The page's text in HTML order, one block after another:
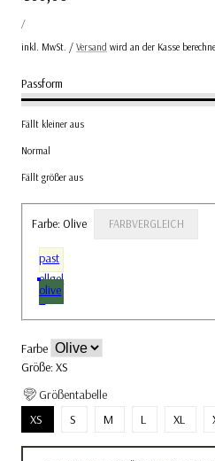
Preis
/PRO
inkl. MwSt. / Versand wird an der Kasse
Passform
Fällt kleiner aus
Normal
Fällt größer aus
Farbe: Olive FARBVERGLEICH
past
ellgel
b
olive
Farbe
Größe:XS
Größentabelle
XS S M L XL